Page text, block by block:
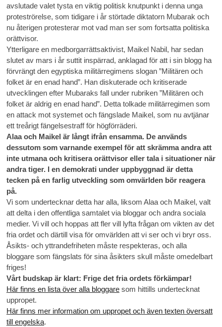
avslutade valet tysta en viktig politisk knutpunkt i denna unga
proteströrelse, som tidigare i år störtade diktatorn Mubarak och
nu återigen protesterar mot vad man ser som fortsatta politiska
orättvisor.
Ytterligare en medborgarrättsaktivist, Maikel Nabil, har sedan
slutet av mars i år suttit inspärrad, anklagad för att i sin blogg ha
förvrängt den egyptiska militärregimens slogan ”Militären och
folket är en enad hand”. Han diskuterade och kritiserade
utvecklingen efter Mubaraks fall under rubriken ”Militären och
folket är aldrig en enad hand”. Detta tolkade militärregimen som
en attack mot systemet och fängslade Maikel, som nu avtjänar
ett treårigt fängelsestraff för högförräderi.
Alaa och Maikel är långt ifrån ensamma. De används
dessutom som varnande exempel för att skrämma andra att
inte utmana och kritisera orättvisor eller tala i situationer när
andra tiger. I en demokrati under uppbyggnad är detta
tecken på en farlig utveckling som omvärlden bör reagera
på.
Vi som undertecknar detta har alla, liksom Alaa och Maikel, valt
att delta i den offentliga samtalet via bloggar och andra sociala
medier. Vi vill och hoppas att fler vill lyfta frågan om vikten av det
fria ordet och därtill visa för omvärlden att vi ser och vi bryr oss.
Åsikts- och yttrandefriheten måste respekteras, och alla
bloggare som fängslats för sina åsikters skull måste omedelbart
friges!
Vårt budskap är klart: Frige det fria ordets förkämpar!
Här finns en lista över alla bloggare som hittills undertecknat
uppropet.
Här finns mer information om uppropet och även texten översatt
till engelska.